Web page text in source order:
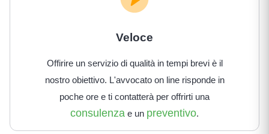
Veloce
Offirire un servizio di qualità in tempi brevi è il
nostro obiettivo. L'avvocato on line risponde in
poche ore e ti contatterà per offrirti una
consulenza e un preventivo.